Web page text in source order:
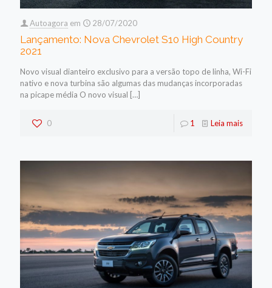
Autoagora em 28/07/2020
Lançamento: Nova Chevrolet S10 High Country
2021
Novo visual dianteiro exclusivo para a versão topo de linha, Wi-Fi
nativo e nova turbina são algumas das mudanças incorporadas
na picape média O novo visual […]
0 1 Leia mais